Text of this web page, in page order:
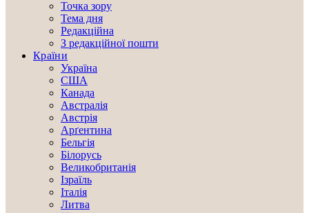
Точка зору
Тема дня
Редакційна
З редакційної пошти
Країни
Україна
США
Канада
Австралія
Австрія
Арґентина
Бельгія
Білорусь
Великобританія
Ізраїль
Італія
Литва